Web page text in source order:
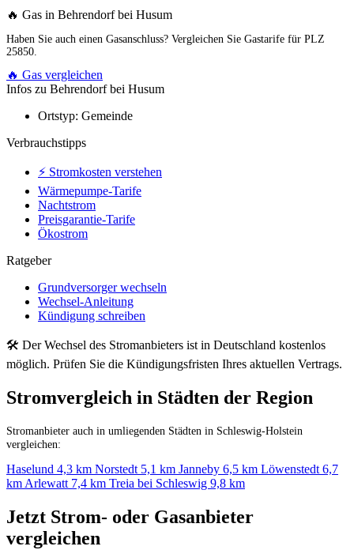
🔥 Gas in Behrendorf bei Husum
Haben Sie auch einen Gasanschluss? Vergleichen Sie Gastarife für PLZ
25850.
🔥 Gas vergleichen
Infos zu Behrendorf bei Husum
Ortstyp: Gemeinde
Verbrauchstipps
⚡ Stromkosten verstehen
Wärmepumpe-Tarife
Nachtstrom
Preisgarantie-Tarife
Ökostrom
Ratgeber
Grundversorger wechseln
Wechsel-Anleitung
Kündigung schreiben
🛠 Der Wechsel des Stromanbieters ist in Deutschland kostenlos
möglich. Prüfen Sie die Kündigungsfristen Ihres aktuellen Vertrags.
Stromvergleich in Städten der Region
Stromanbieter auch in umliegenden Städten in Schleswig-Holstein
vergleichen:
Haselund 4,3 km Norstedt 5,1 km Janneby 6,5 km Löwenstedt 6,7
km Arlewatt 7,4 km Treia bei Schleswig 9,8 km
Jetzt Strom- oder Gasanbieter
vergleichen